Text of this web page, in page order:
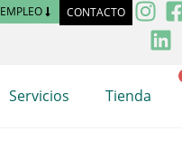
EMPLEO CONTACTO
Servicios Tienda